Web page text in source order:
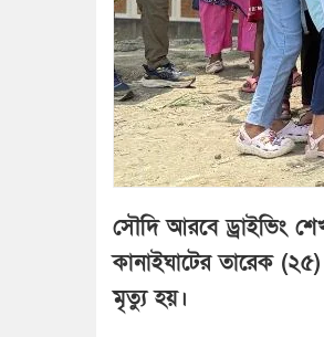
সৌদি আরবে ড্রাইভিং
কানাইঘাটের তারেক
মৃত্যু হয়।